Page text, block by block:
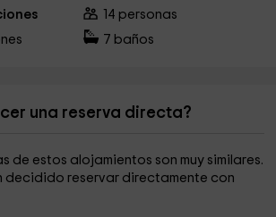
14 personas
7 baños
una reserva directa?
de estos alojamientos son muy similares.
decidido reservar directamente con